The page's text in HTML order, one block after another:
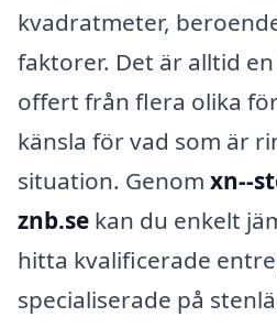
kvadratmeter,
faktorer. Det är alltid
offert från flera olika
känsla för vad som är
situation. Genom xn--
znb.se kan du enkelt
hitta kvalificerade
specialiserade på